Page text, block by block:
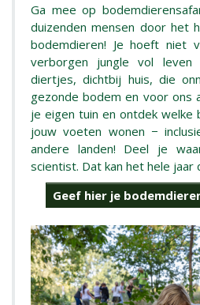
Ga mee op
duizenden mensen door het
bodemdieren! Je hoeft niet
verborgen jungle vol leven
diertjes, dichtbij huis, die
gezonde bodem en voor ons
je eigen tuin en ontdek welke
jouw voeten wonen −
andere landen! Deel je
scientist. Dat kan het hele jaar
Geef hier je